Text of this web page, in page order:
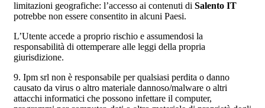
limitazioni geografiche: l’accesso ai contenuti di Salento IT
potrebbe non essere consentito in alcuni Paesi.
L’Utente accede a proprio rischio e assumendosi la
responsabilità di ottemperare alle leggi della propria
giurisdizione.
9. Ipm srl non è responsabile per qualsiasi perdita o danno
causato da virus o altro materiale dannoso/malware o altri
attacchi informatici che possono infettare il computer,